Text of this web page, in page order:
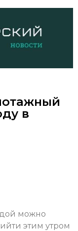
в
можно
этим утром